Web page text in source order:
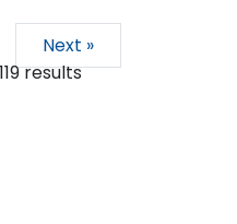
Next »
119results